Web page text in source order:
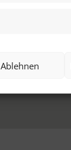
Ablehnen